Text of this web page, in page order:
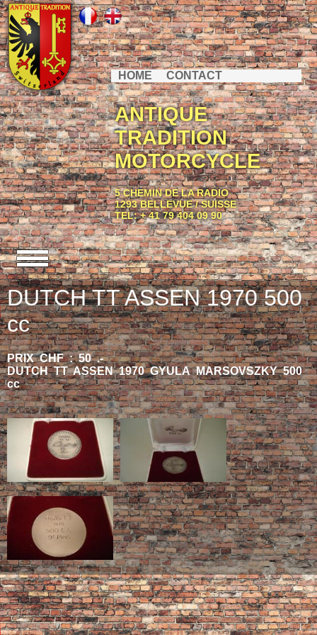
HOME CONTACT
ANTIQUE
TRADITION
MOTORCYCLE
5 CHEMIN DE LA RADIO
1293 BELLEVUE / SUISSE
TEL: + 41 79 404 09 90
DUTCH TT ASSEN 1970 500
cc
PRIX CHF : 50 .-
DUTCH TT ASSEN 1970 GYULA MARSOVSZKY 500
cc